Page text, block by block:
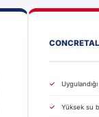
Yüksek su